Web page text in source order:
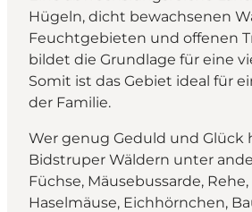
Hügeln, dicht bewachsenen
Feuchtgebieten und offenen
bildet die Grundlage für eine
Somit ist das Gebiet ideal für
der Familie.
Wer genug Geduld und Glück
Bidstruper Wäldern unter
Füchse, Mäusebussarde,
Haselmäuse, Eichhörnchen,